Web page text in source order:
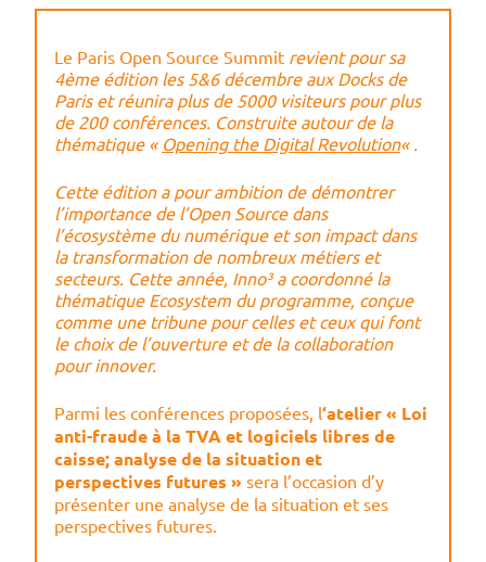
Le Paris Open Source Summit revient pour sa
4ème édition les 5&6 décembre aux Docks de
Paris et réunira plus de 5000 visiteurs pour plus
de 200 conférences. Construite autour de la
thématique « Opening the Digital Revolution« .
Cette édition a pour ambition de démontrer
l’importance de l’Open Source dans
l’écosystème du numérique et son impact dans
la transformation de nombreux métiers et
secteurs. Cette année, Inno³ a coordonné la
thématique Ecosystem du programme, conçue
comme une tribune pour celles et ceux qui font
le choix de l’ouverture et de la collaboration
pour innover.
Parmi les conférences proposées, l‘atelier « Loi
anti-fraude à la TVA et logiciels libres de
caisse; analyse de la situation et
perspectives futures » sera l’occasion d’y
présenter une analyse de la situation et ses
perspectives futures.